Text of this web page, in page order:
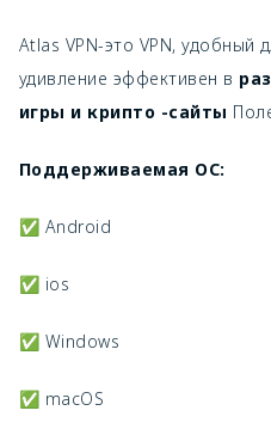
Atlas VPN-это VPN,
удивление эффективен в
игры и крипто -сайты
Поддерживаемая ОС:
✅ Android
✅ ios
✅ Windows
✅ macOS